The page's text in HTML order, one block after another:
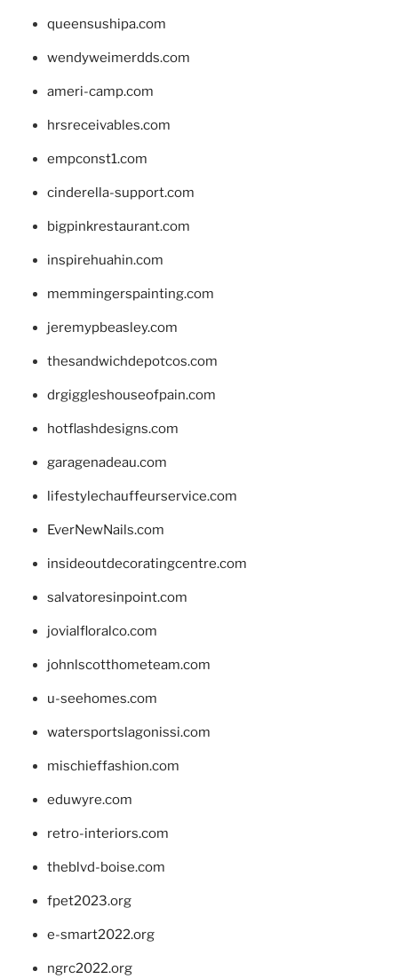
queensushipa.com
wendyweimerdds.com
ameri-camp.com
hrsreceivables.com
empconst1.com
cinderella-support.com
bigpinkrestaurant.com
inspirehuahin.com
memmingerspainting.com
jeremypbeasley.com
thesandwichdepotcos.com
drgiggleshouseofpain.com
hotflashdesigns.com
garagenadeau.com
lifestylechauffeurservice.com
EverNewNails.com
insideoutdecoratingcentre.com
salvatoresinpoint.com
jovialfloralco.com
johnlscotthometeam.com
u-seehomes.com
watersportslagonissi.com
mischieffashion.com
eduwyre.com
retro-interiors.com
theblvd-boise.com
fpet2023.org
e-smart2022.org
ngrc2022.org